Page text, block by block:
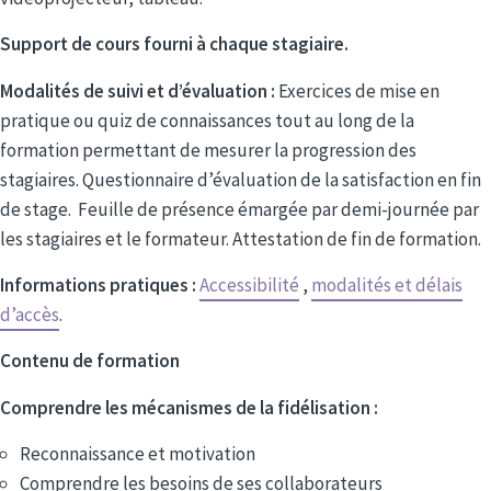
Support de cours fourni à chaque stagiaire.
Modalités de suivi et d’évaluation : Exercices de mise en
pratique ou quiz de connaissances tout au long de la
formation permettant de mesurer la progression des
stagiaires. Questionnaire d’évaluation de la satisfaction en fin
de stage. Feuille de présence émargée par demi-journée par
les stagiaires et le formateur. Attestation de fin de formation.
Informations pratiques :Accessibilité , modalités et délais
d’accès.
Contenu de formation
Comprendre les mécanismes de la fidélisation :
Reconnaissance et motivation
Comprendre les besoins de ses collaborateurs